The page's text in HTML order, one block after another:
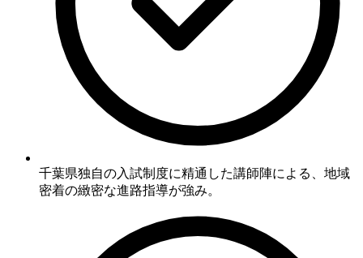
千葉県独自の入試制度に精通した講師陣による、地域
密着の緻密な進路指導が強み。